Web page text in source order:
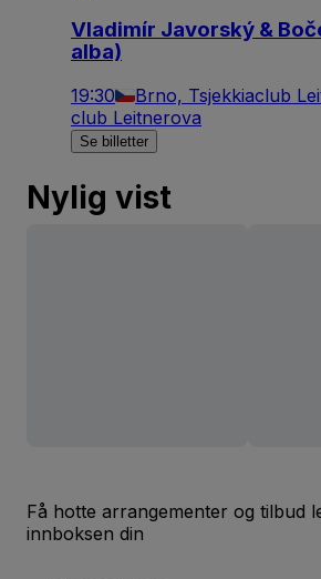
Vladimír Javorský &
alba)
19:30 Brno, Tsjekkiaclub
club Leitnerova
Se billetter
Nylig vist
Få hotte arrangementer og tilbud
innboksen din